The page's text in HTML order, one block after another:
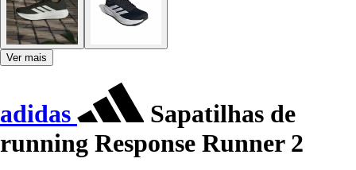
Ver mais
adidas
Sapatilhas de
running Response Runner 2